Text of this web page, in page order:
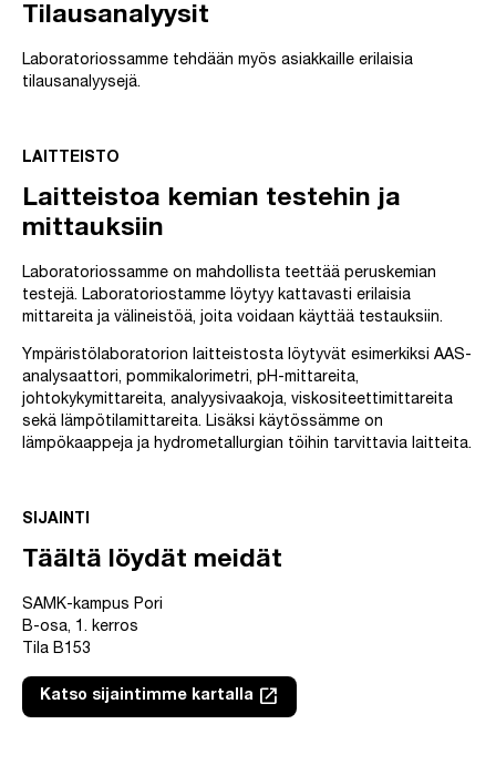
Tilausanalyysit
Laboratoriossamme tehdään myös asiakkaille erilaisia
tilausanalyysejä.
LAITTEISTO
Laitteistoa kemian testehin ja
mittauksiin
Laboratoriossamme on mahdollista teettää peruskemian
testejä. Laboratoriostamme löytyy kattavasti erilaisia
mittareita ja välineistöä, joita voidaan käyttää testauksiin.
Ympäristölaboratorion laitteistosta löytyvät esimerkiksi AAS-
analysaattori, pommikalorimetri, pH-mittareita,
johtokykymittareita, analyysivaakoja, viskositeettimittareita
sekä lämpötilamittareita. Lisäksi käytössämme on
lämpökaappeja ja hydrometallurgian töihin tarvittavia laitteita.
SIJAINTI
Täältä löydät meidät
SAMK-kampus Pori
B-osa, 1. kerros
Tila B153
Katso sijaintimme kartalla
Linkki avautuu uuteen välilehteen
launch